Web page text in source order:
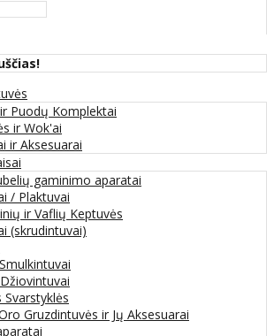
Puodų Komplektai
ir Wok'ai
ir Aksesuarai
gaminimo aparatai
/ Plaktuvai
ir Vaflių Keptuvės
(skrudintuvai)
Svarstyklės
Gruzdintuvės ir Jų Aksesuarai